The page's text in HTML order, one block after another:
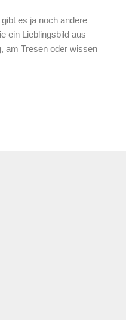
es ja noch andere
ein Lieblingsbild aus
am Tresen oder wissen